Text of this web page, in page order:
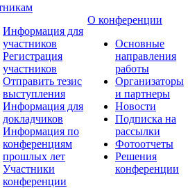
Информация для
участников
Регистрация
участников
Отправить тезис
выступления
Информация для
докладчиков
Информация по
конференциям
прошлых лет
Участники
конференции
О конференции
Основные
направления
работы
Организаторы
и партнеры
Новости
Подписка на
рассылки
Фотоотчеты
Решения
конференции